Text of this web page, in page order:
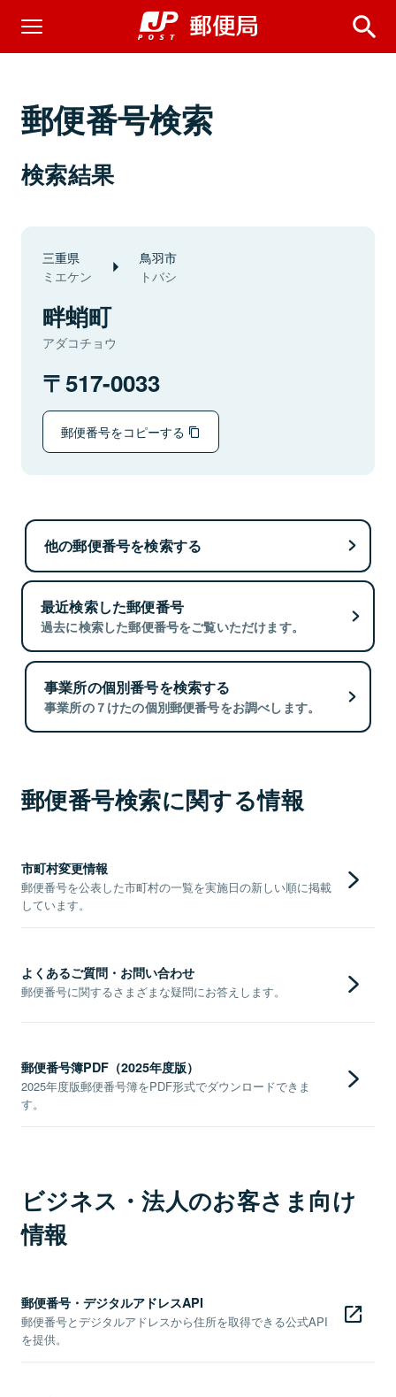
郵便番号検索
検索結果
三重県
ミエケン
鳥羽市
トバシ
畔蛸町
アダコチョウ
517-0033
郵便番号をコピーする
他の郵便番号を検索する
最近検索した郵便番号
過去に検索した郵便番号をご覧いただけます。
事業所の個別番号を検索する
事業所の７けたの個別郵便番号をお調べします。
郵便番号検索に関する情報
市町村変更情報
郵便番号を公表した市町村の一覧を実施日の新しい順に掲載
しています。
よくあるご質問・お問い合わせ
郵便番号に関するさまざまな疑問にお答えします。
郵便番号簿PDF（2025年度版）
2025年度版郵便番号簿をPDF形式でダウンロードできま
す。
ビジネス・法人のお客さま向け
情報
郵便番号・デジタルアドレスAPI
郵便番号とデジタルアドレスから住所を取得できる公式API
を提供。